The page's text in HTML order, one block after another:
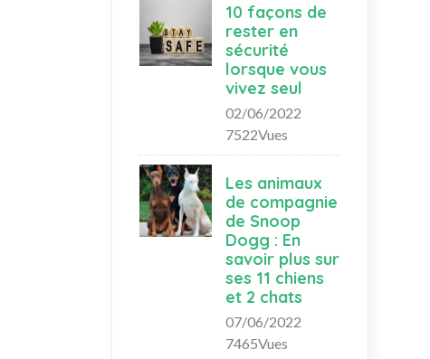
10 façons de
rester en
sécurité
lorsque vous
vivez seul
02/06/2022
7522Vues
Les animaux
de compagnie
de Snoop
Dogg : En
savoir plus sur
ses 11 chiens
et 2 chats
07/06/2022
7465Vues